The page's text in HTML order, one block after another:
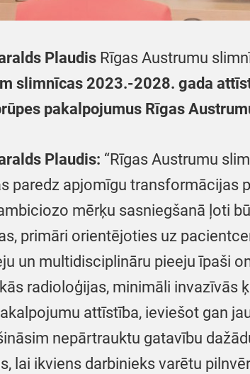
Plaudis Rīgas Austrumu
slimnīcas 2023.-2028. gada
pakalpojumus Rīgas
Plaudis: “Rīgas Austrumu
paredz apjomīgu transformācijas
mērķu sasniegšanā ļoti
primāri orientējoties uz
un multidisciplināru pieeju īpaši
radioloģijas, minimāli invazīvās
attīstība, ieviešot gan
nepārtrauktu gatavību
lai ikviens darbinieks varētu